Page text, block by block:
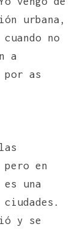
urbana,
no
a
por as
en
una
y se